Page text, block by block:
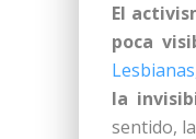
El
poca
la
sentido,